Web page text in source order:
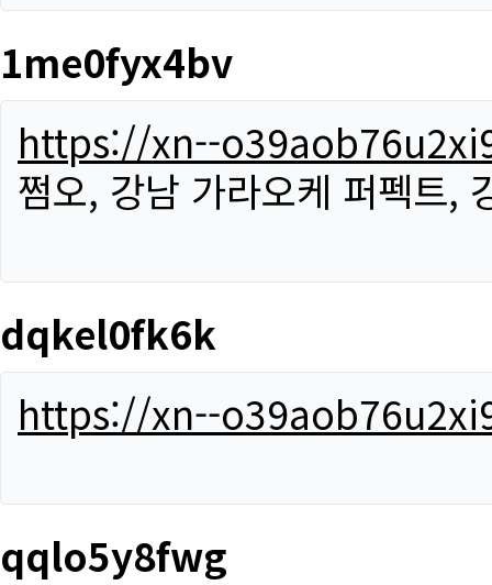
1me0fyx4bv
https://xn--
쩜오, 강남 가라오케 퍼펙트,
dqkel0fk6k
https://xn--
qqlo5y8fwg